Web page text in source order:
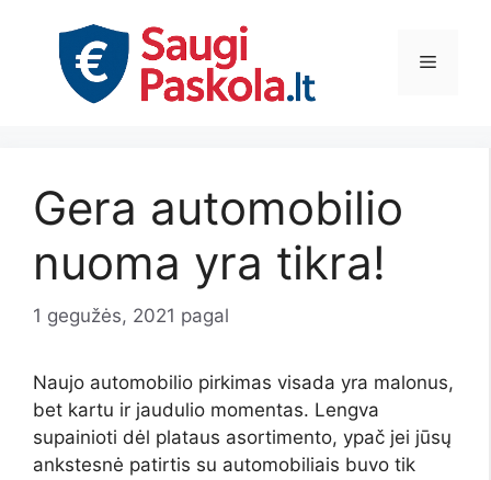
Meniu
Gera automobilio
nuoma yra tikra!
1 gegužės, 2021 pagal
Naujo automobilio pirkimas visada yra malonus,
bet kartu ir jaudulio momentas. Lengva
supainioti dėl plataus asortimento, ypač jei jūsų
ankstesnė patirtis su automobiliais buvo tik